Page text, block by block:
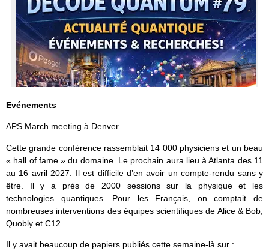
Evénements
APS March meeting à Denver
Cette grande conférence rassemblait 14 000 physiciens et un beau
« hall of fame » du domaine. Le prochain aura lieu à Atlanta des 11
au 16 avril 2027. Il est difficile d’en avoir un compte-rendu sans y
être. Il y a près de 2000 sessions sur la physique et les
technologies quantiques. Pour les Français, on comptait de
nombreuses interventions des équipes scientifiques de Alice & Bob,
Quobly et C12.
Il y avait beaucoup de papiers publiés cette semaine-là sur :